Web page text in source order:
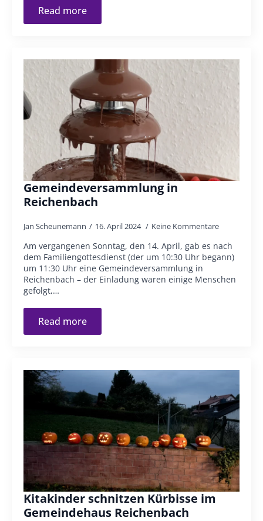
Read more
Gemeindeversammlung in
Reichenbach
Jan Scheunemann 16. April 2024 Keine Kommentare
Am vergangenen Sonntag, den 14. April, gab es nach
dem Familiengottesdienst (der um 10:30 Uhr begann)
um 11:30 Uhr eine Gemeindeversammlung in
Reichenbach – der Einladung waren einige Menschen
gefolgt,…
Read more
Kitakinder schnitzen Kürbisse im
Gemeindehaus Reichenbach